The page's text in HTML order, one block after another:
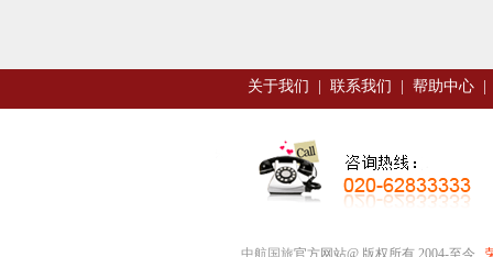
关于我们 联系我们 帮助中心